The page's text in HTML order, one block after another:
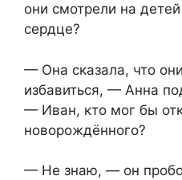
они смотрели на
сердце?
— Она сказала, что
избавиться, — Анна
— Иван, кто мог бы
новорождённого?
— Не знаю, — он